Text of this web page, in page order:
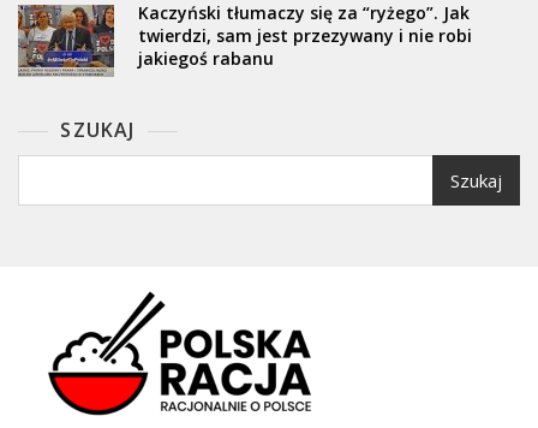
Kaczyński tłumaczy się za “ryżego”. Jak
twierdzi, sam jest przezywany i nie robi
jakiegoś rabanu
SZUKAJ
Szukaj